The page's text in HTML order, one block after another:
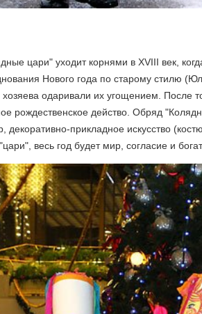
цари" уходит корнями в XVIII век,
Нового года по старому стилю
хозяева одаривали их угощением. После
рождественское действо.Обряд
прикладное искусство
весь год будет мир, согласие и